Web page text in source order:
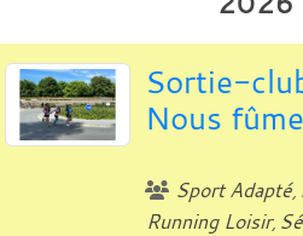
Sortie-
Nous
Sport Adapté
Running Loisir